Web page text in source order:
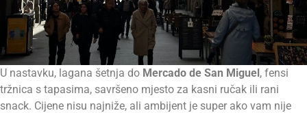
U nastavku, lagana šetnja do Mercado de San Miguel, fensi
tržnica s tapasima, savršeno mjesto za kasni ručak ili rani
snack. Cijene nisu najniže, ali ambijent je super ako vam nije